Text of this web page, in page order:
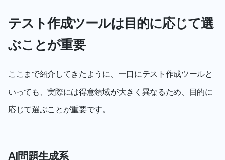
テスト作成ツールは目的に応じて選
ぶことが重要
ここまで紹介してきたように、一口にテスト作成ツールと
いっても、実際には得意領域が大きく異なるため、目的に
応じて選ぶことが重要です。
AI問題生成系